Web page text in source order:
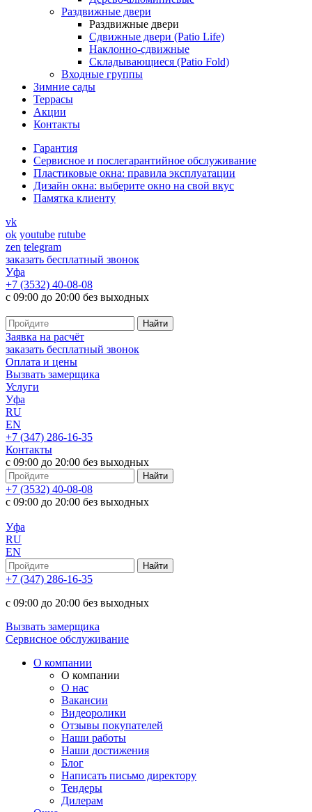
Раздвижные двери
Раздвижные двери
Сдвижные двери (Patio Life)
Наклонно-сдвижные
Складывающиеся (Patio Fold)
Входные группы
Зимние сады
Террасы
Акции
Контакты
Гарантия
Cервисное и послегарантийное обслуживание
Пластиковые окна: правила эксплуатации
Дизайн окна: выберите окно на свой вкус
Памятка клиенту
vk
ok youtube rutube
zen telegram
заказать бесплатный звонок
Уфа
+7 (3532) 40-08-08
с 09:00 до 20:00 без выходных
Заявка на расчёт
заказать бесплатный звонок
Оплата и цены
Вызвать замерщика
Услуги
Уфа
RU
EN
+7 (347) 286-16-35
Контакты
с 09:00 до 20:00 без выходных
+7 (3532) 40-08-08
с 09:00 до 20:00 без выходных
Уфа
RU
EN
+7 (347) 286-16-35
с 09:00 до 20:00 без выходных
Вызвать замерщика
Сервисное обслуживание
О компании
О компании
О нас
Вакансии
Видеоролики
Отзывы покупателей
Наши работы
Наши достижения
Блог
Написать письмо директору
Тендеры
Дилерам